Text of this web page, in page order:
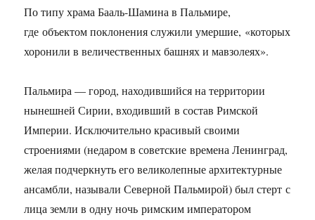
По типу храма Бааль-Шамина в Пальмире,
где объектом поклонения служили умершие, «которых
хоронили в величественных башнях и мавзолеях».
Пальмира — город, находившийся на территории
нынешней Сирии, входивший в состав Римской
Империи. Исключительно красивый своими
строениями (недаром в советские времена Ленинград,
желая подчеркнуть его великолепные архитектурные
ансамбли, называли Северной Пальмирой) был стерт с
лица земли в одну ночь римским императором